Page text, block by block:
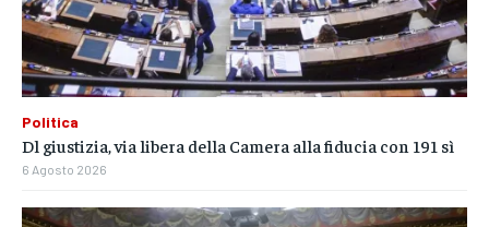
Politica
Dl giustizia, via libera della Camera alla fiducia con 191 sì
6 Agosto 2026